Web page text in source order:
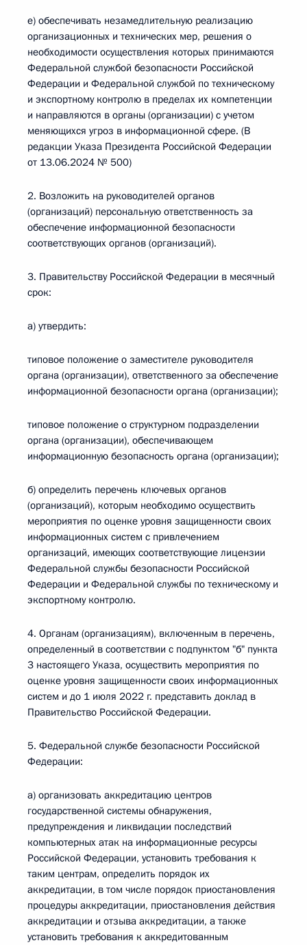
е) обеспечивать незамедлительную реализацию
организационных и технических мер, решения о
необходимости осуществления которых принимаются
Федеральной службой безопасности Российской
Федерации и Федеральной службой по техническому
и экспортному контролю в пределах их компетенции
и направляются в органы (организации) с учетом
меняющихся угроз в информационной сфере. (В
редакции Указа Президента Российской Федерации
от 13.06.2024 № 500)
2. Возложить на руководителей органов
(организаций) персональную ответственность за
обеспечение информационной безопасности
соответствующих органов (организаций).
3. Правительству Российской Федерации в месячный
срок:
а) утвердить:
типовое положение о заместителе руководителя
органа (организации), ответственного за обеспечение
информационной безопасности органа (организации);
типовое положение о структурном подразделении
органа (организации), обеспечивающем
информационную безопасность органа (организации);
б) определить перечень ключевых органов
(организаций), которым необходимо осуществить
мероприятия по оценке уровня защищенности своих
информационных систем с привлечением
организаций, имеющих соответствующие лицензии
Федеральной службы безопасности Российской
Федерации и Федеральной службы по техническому и
экспортному контролю.
4. Органам (организациям), включенным в перечень,
определенный в соответствии с подпунктом "б" пункта
3 настоящего Указа, осуществить мероприятия по
оценке уровня защищенности своих информационных
систем и до 1 июля 2022 г. представить доклад в
Правительство Российской Федерации.
5. Федеральной службе безопасности Российской
Федерации:
а) организовать аккредитацию центров
государственной системы обнаружения,
предупреждения и ликвидации последствий
компьютерных атак на информационные ресурсы
Российской Федерации, установить требования к
таким центрам, определить порядок их
аккредитации, в том числе порядок приостановления
процедуры аккредитации, приостановления действия
аккредитации и отзыва аккредитации, а также
установить требования к аккредитованным